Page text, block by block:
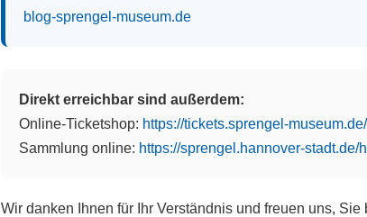
blog-sprengel-museum.de
Direkt erreichbar sind außerdem:
Online-Ticketshop: https://tickets.sprengel-
Sammlung online: https://sprengel.hannover-stadt.de/
Wir danken Ihnen für Ihr Verständnis und freuen uns,